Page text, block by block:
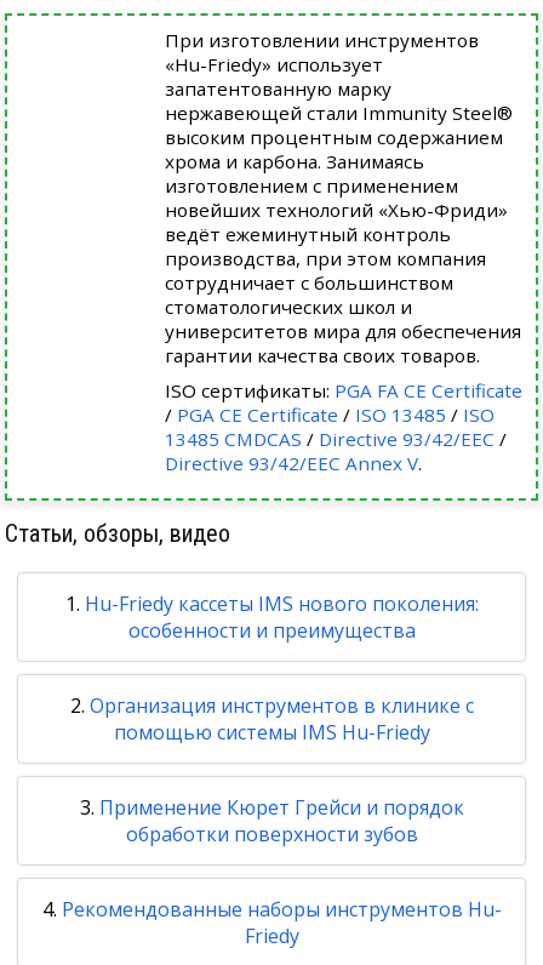
При изготовлении инструментов
«Hu-Friedy» использует
запатентованную марку
нержавеющей стали Immunity Steel®
высоким процентным содержанием
хрома и карбона. Занимаясь
изготовлением с применением
новейших технологий «Хью-Фриди»
ведёт ежеминутный контроль
производства, при этом компания
сотрудничает с большинством
стоматологических школ и
университетов мира для обеспечения
гарантии качества своих товаров.
ISO сертификаты: PGA FA CE Certificate
/ PGA CE Certificate / ISO 13485 / ISO
13485 CMDCAS / Directive 93/42/EEC /
Directive 93/42/EEC Annex V.
Статьи, обзоры, видео
Hu-Friedy кассеты IMS нового поколения:
особенности и преимущества
Организация инструментов в клинике с
помощью системы IMS Hu-Friedy
Применение Кюрет Грейси и порядок
обработки поверхности зубов
Рекомендованные наборы инструментов Hu-
Friedy